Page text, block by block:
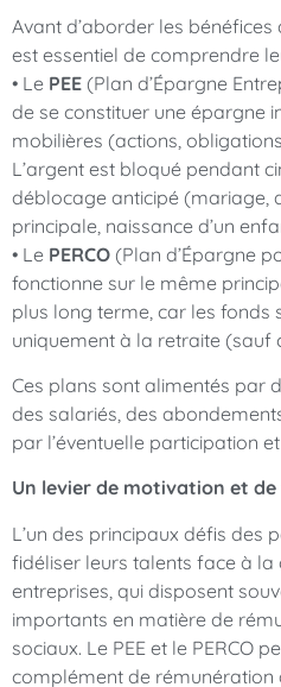
Avant d’aborder les bénéfices
est essentiel de comprendre
• Le PEE (Plan d’Épargne
de se constituer une épargne
mobilières (actions,
L’argent est bloqué pendant
déblocage anticipé (mariage,
principale, naissance d’un
• Le PERCO (Plan d’Épargne
fonctionne sur le même
plus long terme, car les fonds
uniquement à la retraite (sauf
Ces plans sont alimentés par
des salariés, des
par l’éventuelle participation
Un levier de motivation et
L’un des principaux défis des
fidéliser leurs talents face à
entreprises, qui disposent
importants en matière de
sociaux. Le PEE et le PERCO
complément de